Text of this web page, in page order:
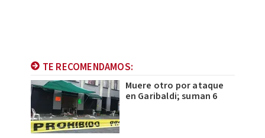
TE RECOMENDAMOS:
Muere otro por ataque
en Garibaldi; suman 6